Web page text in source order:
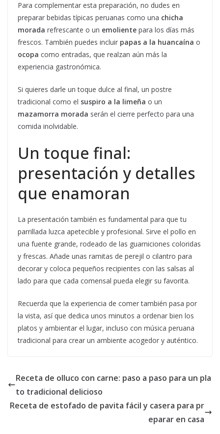
Para complementar esta preparación, no dudes en
preparar bebidas típicas peruanas como una chicha
morada refrescante o un emoliente para los días más
frescos. También puedes incluir papas a la huancaína o
ocopa como entradas, que realzan aún más la
experiencia gastronómica.
Si quieres darle un toque dulce al final, un postre
tradicional como el suspiro a la limeña o un
mazamorra morada serán el cierre perfecto para una
comida inolvidable.
Un toque final:
presentación y detalles
que enamoran
La presentación también es fundamental para que tu
parrillada luzca apetecible y profesional. Sirve el pollo en
una fuente grande, rodeado de las guarniciones coloridas
y frescas. Añade unas ramitas de perejil o cilantro para
decorar y coloca pequeños recipientes con las salsas al
lado para que cada comensal pueda elegir su favorita.
Recuerda que la experiencia de comer también pasa por
la vista, así que dedica unos minutos a ordenar bien los
platos y ambientar el lugar, incluso con música peruana
tradicional para crear un ambiente acogedor y auténtico.
Receta de olluco con carne: paso a paso para un pla
to tradicional delicioso
Receta de estofado de pavita fácil y casera para pr
eparar en casa